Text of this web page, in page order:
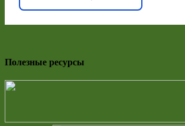
Полезные ресурсы